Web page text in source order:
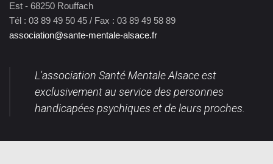
Est - 68250 Rouffach
Tél : 03 89 49 50 45 / Fax : 03 89 49 58 89
association@sante-mentale-alsace.fr
L'association Santé Mentale Alsace est
exclusivement au service des personnes
handicapées psychiques et de leurs proches.